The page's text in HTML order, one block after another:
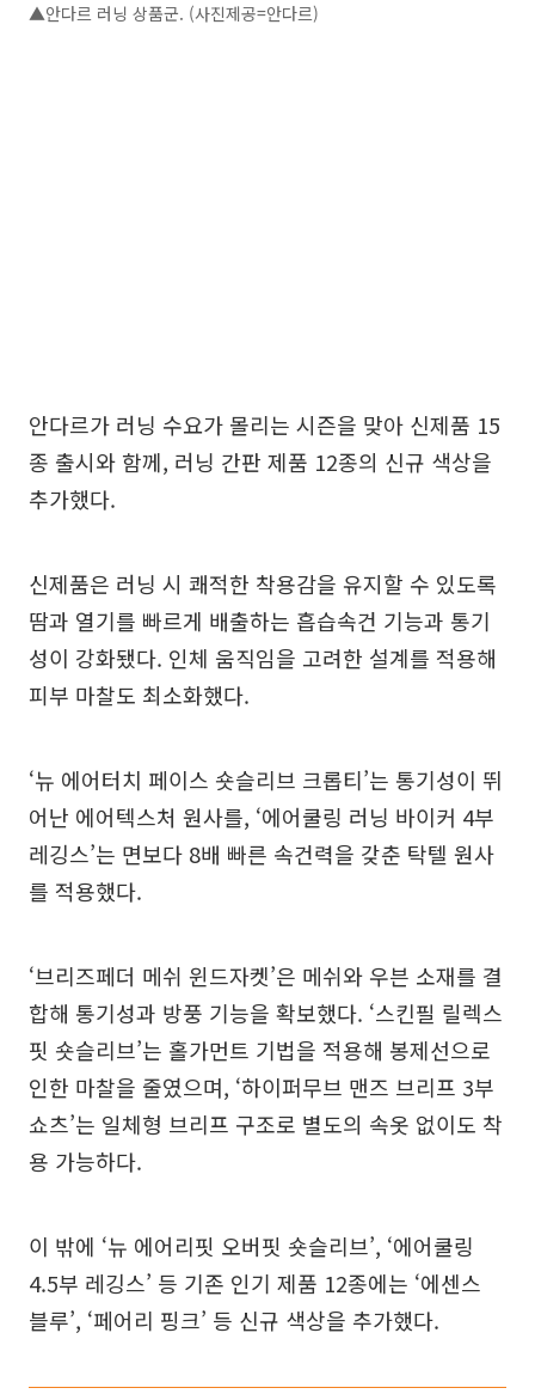
▲안다르 러닝 상품군. (사진제공=안다르)
안다르가 러닝 수요가 몰리는 시즌을 맞아 신제품 15
종 출시와 함께, 러닝 간판 제품 12종의 신규 색상을
추가했다.
신제품은 러닝 시 쾌적한 착용감을 유지할 수 있도록
땀과 열기를 빠르게 배출하는 흡습속건 기능과 통기
성이 강화됐다. 인체 움직임을 고려한 설계를 적용해
피부 마찰도 최소화했다.
‘뉴 에어터치 페이스 숏슬리브 크롭티’는 통기성이 뛰
어난 에어텍스처 원사를, ‘에어쿨링 러닝 바이커 4부
레깅스’는 면보다 8배 빠른 속건력을 갖춘 탁텔 원사
를 적용했다.
‘브리즈페더 메쉬 윈드자켓’은 메쉬와 우븐 소재를 결
합해 통기성과 방풍 기능을 확보했다. ‘스킨필 릴렉스
핏 숏슬리브’는 홀가먼트 기법을 적용해 봉제선으로
인한 마찰을 줄였으며, ‘하이퍼무브 맨즈 브리프 3부
쇼츠’는 일체형 브리프 구조로 별도의 속옷 없이도 착
용 가능하다.
이 밖에 ‘뉴 에어리핏 오버핏 숏슬리브’, ‘에어쿨링
4.5부 레깅스’ 등 기존 인기 제품 12종에는 ‘에센스
블루’, ‘페어리 핑크’ 등 신규 색상을 추가했다.